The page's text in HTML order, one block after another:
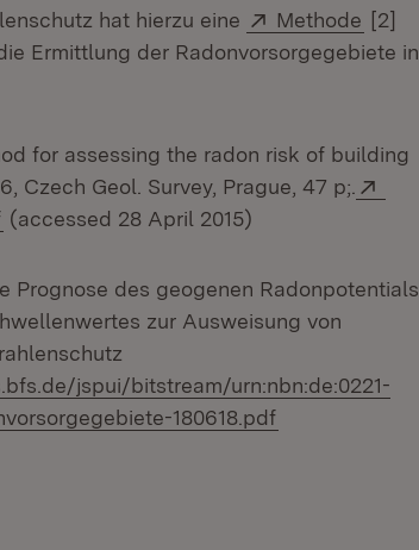
hat hierzu eine
Extern:
Methode [2]
Ermittlung der Radonvorsorgegebiete in
for assessing the radon risk of building
Czech Geol. Survey, Prague, 47 p;.
(Öffnet in neuem Fenster)
(accessed 28 April 2015)
Prognose des geogenen Radonpotentials
zur Ausweisung von
jspui/bitstream/urn:nbn:de:0221-
180618.pdf